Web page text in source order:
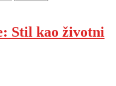
Stil kao životni